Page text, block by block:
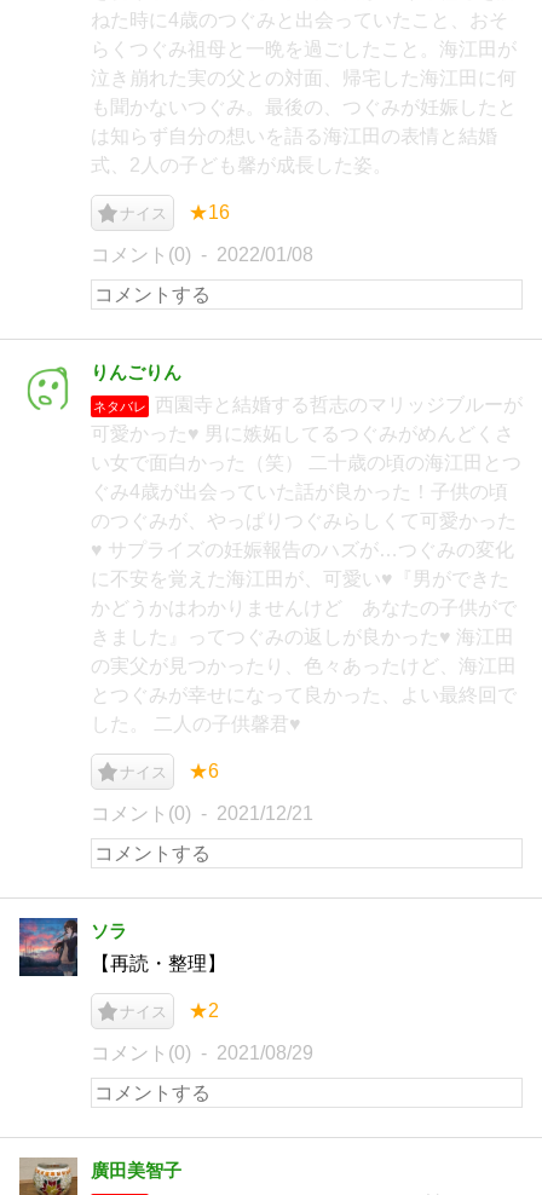
ねた時に4歳のつぐみと出会っていたこと、おそ
らくつぐみ祖母と一晩を過ごしたこと。海江田が
泣き崩れた実の父との対面、帰宅した海江田に何
も聞かないつぐみ。最後の、つぐみが妊娠したと
は知らず自分の想いを語る海江田の表情と結婚
式、2人の子ども馨が成長した姿。
ナイス ★16
コメント(0) 2022/01/08
りんごりん
ネタバレ
西園寺と結婚する哲志のマリッジブルーが
可愛かった♥ 男に嫉妬してるつぐみがめんどくさ
い女で面白かった（笑） 二十歳の頃の海江田とつ
ぐみ4歳が出会っていた話が良かった！子供の頃
のつぐみが、やっぱりつぐみらしくて可愛かった
♥ サプライズの妊娠報告のハズが…つぐみの変化
に不安を覚えた海江田が、可愛い♥『男ができた
かどうかはわかりませんけど あなたの子供がで
きました』ってつぐみの返しが良かった♥ 海江田
の実父が見つかったり、色々あったけど、海江田
とつぐみが幸せになって良かった、よい最終回で
した。 二人の子供馨君♥
ナイス ★6
コメント(0) 2021/12/21
ソラ
【再読・整理】
ナイス ★2
コメント(0) 2021/08/29
廣田美智子